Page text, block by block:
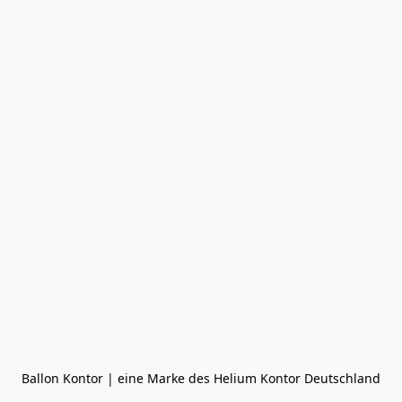
Ballon Kontor | eine Marke des Helium Kontor Deutschland